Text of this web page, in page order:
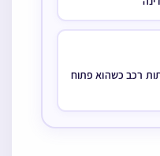
רכב כשהוא פתוח